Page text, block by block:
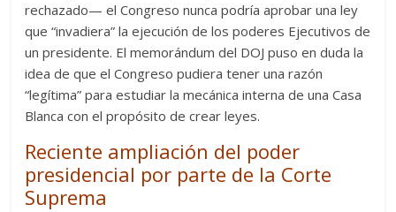
rechazado— el Congreso nunca podría aprobar una ley
que “invadiera” la ejecución de los poderes Ejecutivos de
un presidente. El memorándum del DOJ puso en duda la
idea de que el Congreso pudiera tener una razón
“legítima” para estudiar la mecánica interna de una Casa
Blanca con el propósito de crear leyes.
Reciente ampliación del poder
presidencial por parte de la Corte
Suprema